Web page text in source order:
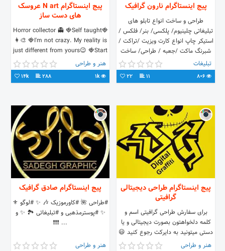
پیج اینستاگرام نارون گرافیک
طراحی و ساخت انواع تابلو های
تبلیغاتی چلینیوم/ پلکسی/ بنر/ فلکس /
استیکر چاپ انواع کارت ویزیت /تراکت /
شبرنگ ماکت /جعبه / طراحی/ ساخت
انواع مهر و ... تماس با ما:
09396112168 09379379800
تبلیغات
11
22
پیج اینستاگرام N art عروسک
های دست ساز
🍓Horror collector 👻 🍓Self taught
👩‍🎨 🍓I'm not crazy. My reality is
just different from yours😉 🍓Start
💡1390 🍓 @_non.photograph
هنر و طراحی
1k
288
14k
پیج اینستاگرام طراحی دیجیتالی
گرافیتی
برای سفارش طراحی گرافیتی اسم و
کلمه دلخواهتون بصورت دیجیتالی و یا
دستی میتونید به دایرکت رجوع کنید 😃
😉 خاص باشید 😎✌هنر و طراحی
پیج اینستاگرام صادق گرافیک
#طراحی 🌺 #کاورموزیک 🎶 ✨ #لوگو ⚜
✨ #پوسترمذهبی و #تبلیغاتی 🏞 ✨ و
... ❗❗❗
هنر و طراحی